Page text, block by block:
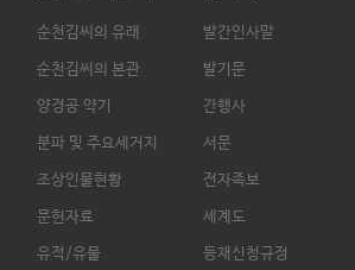
순천김씨의 유래
순천김씨의 본관
양경공 약기
분파 및 주요세거지
조상인물현황
문헌자료
유적/유물
발간인사말
발기문
간행사
서문
전자족보
세계도
등재신청규정